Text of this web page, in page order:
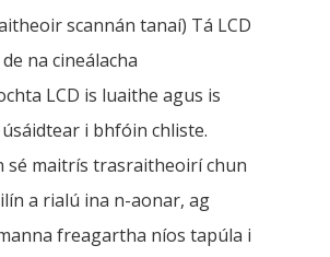
scannán tanaí) Tá LCD
na cineálacha
LCD is luaithe agus is
i bhfóin chliste.
sé maitrís trasraitheoirí chun
a rialú ina n-aonar, ag
freagartha níos tapúla i